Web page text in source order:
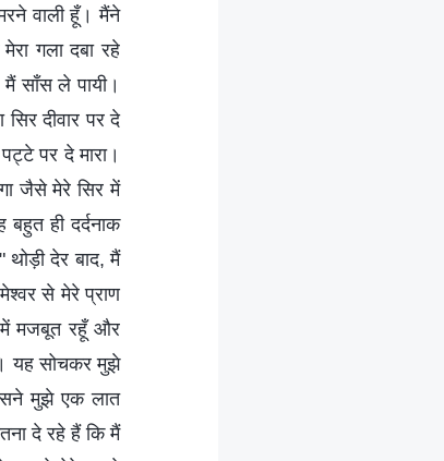
वाली हूँ। मैंने
गला दबा रहे
साँस ले पायी।
दीवार पर दे
पर दे मारा।
जैसे मेरे सिर में
ही दर्दनाक
देर बाद, मैं
से मेरे प्राण
में मजबूत रहूँ और
यह सोचकर मुझे
मुझे एक लात
दे रहे हैं कि मैं